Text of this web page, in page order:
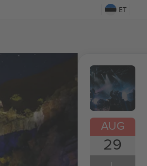
ET
AUG
29